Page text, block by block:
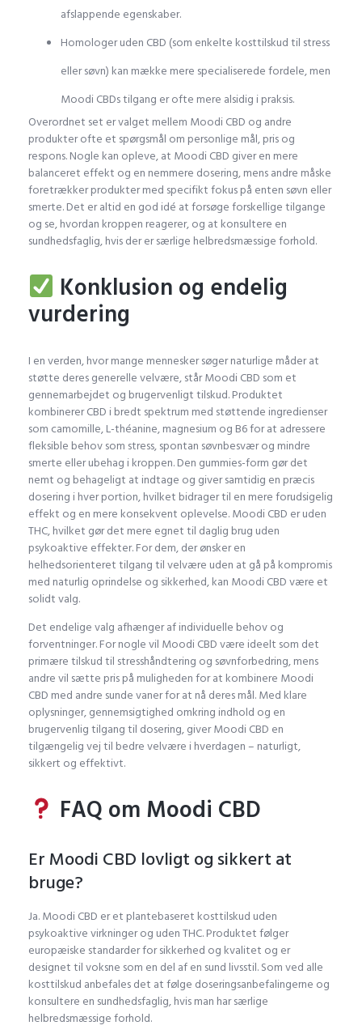
afslappende egenskaber.
Homologer uden CBD (som enkelte kosttilskud til stress
eller søvn) kan mække mere specialiserede fordele, men
Moodi CBDs tilgang er ofte mere alsidig i praksis.
Overordnet set er valget mellem Moodi CBD og andre
produkter ofte et spørgsmål om personlige mål, pris og
respons. Nogle kan opleve, at Moodi CBD giver en mere
balanceret effekt og en nemmere dosering, mens andre måske
foretrækker produkter med specifikt fokus på enten søvn eller
smerte. Det er altid en god idé at forsøge forskellige tilgange
og se, hvordan kroppen reagerer, og at konsultere en
sundhedsfaglig, hvis der er særlige helbredsmæssige forhold.
Konklusion og endelig
vurdering
I en verden, hvor mange mennesker søger naturlige måder at
støtte deres generelle velvære, står Moodi CBD som et
gennemarbejdet og brugervenligt tilskud. Produktet
kombinerer CBD i bredt spektrum med støttende ingredienser
som camomille, L-théanine, magnesium og B6 for at adressere
fleksible behov som stress, spontan søvnbesvær og mindre
smerte eller ubehag i kroppen. Den gummies-form gør det
nemt og behageligt at indtage og giver samtidig en præcis
dosering i hver portion, hvilket bidrager til en mere forudsigelig
effekt og en mere konsekvent oplevelse. Moodi CBD er uden
THC, hvilket gør det mere egnet til daglig brug uden
psykoaktive effekter. For dem, der ønsker en
helhedsorienteret tilgang til velvære uden at gå på kompromis
med naturlig oprindelse og sikkerhed, kan Moodi CBD være et
solidt valg.
Det endelige valg afhænger af individuelle behov og
forventninger. For nogle vil Moodi CBD være ideelt som det
primære tilskud til stresshåndtering og søvnforbedring, mens
andre vil sætte pris på muligheden for at kombinere Moodi
CBD med andre sunde vaner for at nå deres mål. Med klare
oplysninger, gennemsigtighed omkring indhold og en
brugervenlig tilgang til dosering, giver Moodi CBD en
tilgængelig vej til bedre velvære i hverdagen – naturligt,
sikkert og effektivt.
FAQ om Moodi CBD
Er Moodi CBD lovligt og sikkert at
bruge?
Ja. Moodi CBD er et plantebaseret kosttilskud uden
psykoaktive virkninger og uden THC. Produktet følger
europæiske standarder for sikkerhed og kvalitet og er
designet til voksne som en del af en sund livsstil. Som ved alle
kosttilskud anbefales det at følge doseringsanbefalingerne og
konsultere en sundhedsfaglig, hvis man har særlige
helbredsmæssige forhold.